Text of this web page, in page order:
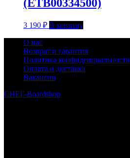
(ETB00334500)
3 190 ₽ В корзину
О нас
Возврат и гарантия
Политика конфиденциальности
Оплата и доставка
Вакансии
СНЕГ-Boardshop